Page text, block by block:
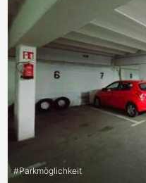
#Parkmöglichkeit